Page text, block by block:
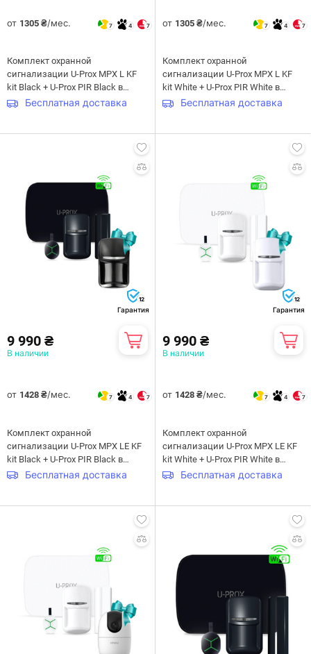
от 1305 ₴/мес. 7 4 7
Комплект охранной
сигнализации U-Prox MPX L KF
kit Black + U-Prox PIR Black в
подарокБесплатная доставка
от 1305 ₴/мес. 7 4 7
Комплект охранной
сигнализации U-Prox MPX L KF
kit White + U-Prox PIR White в
подарокБесплатная доставка
12
Гарантия
9 990 ₴
В наличии
от 1428 ₴/мес. 7 4 7
Комплект охранной
сигнализации U-Prox MPX LE KF
kit Black + U-Prox PIR Black в
подарокБесплатная доставка
12
Гарантия
9 990 ₴
В наличии
от 1428 ₴/мес. 7 4 7
Комплект охранной
сигнализации U-Prox MPX LE KF
kit White + U-Prox PIR White в
подарокБесплатная доставка